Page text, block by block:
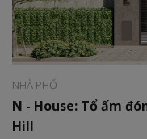
Phong cách:Hiện đại
Diện tích:06 x 25m
NHÀ PHỐ
N - House: Tổ ấm
Hill